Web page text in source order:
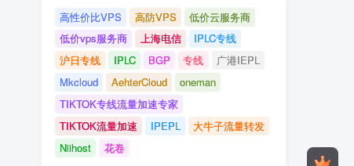
高性价比VPS 高防VPS
低价云服务商
低价vps服务商
上海电信
IPLC专线
沪日专线
IPLC BGP 专线
广港IEPL
Mkcloud
AehterCloud
oneman
TIKTOK专线流量加速专家
TIKTOK流量加速
IPEPL
大牛子流量转发
Niihost
花卷